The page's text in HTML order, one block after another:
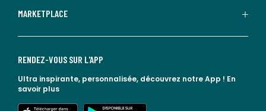
MARKETPLACE
RENDEZ-VOUS SUR L'APP
Ultra inspirante, personnalisée, découvrez notre App ! En
savoir plus
lien vers l'app store
lien vers google play